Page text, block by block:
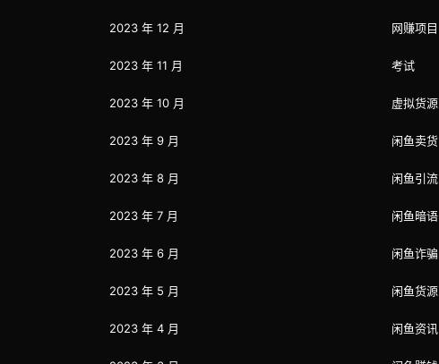
2023 年 12 月
2023 年 11 月
2023 年 10 月
2023 年 9 月
2023 年 8 月
2023 年 7 月
2023 年 6 月
2023 年 5 月
2023 年 4 月
网赚项目
考试
虚拟货源
闲鱼卖货
闲鱼引流
闲鱼暗语
闲鱼诈骗
闲鱼货源
闲鱼资讯